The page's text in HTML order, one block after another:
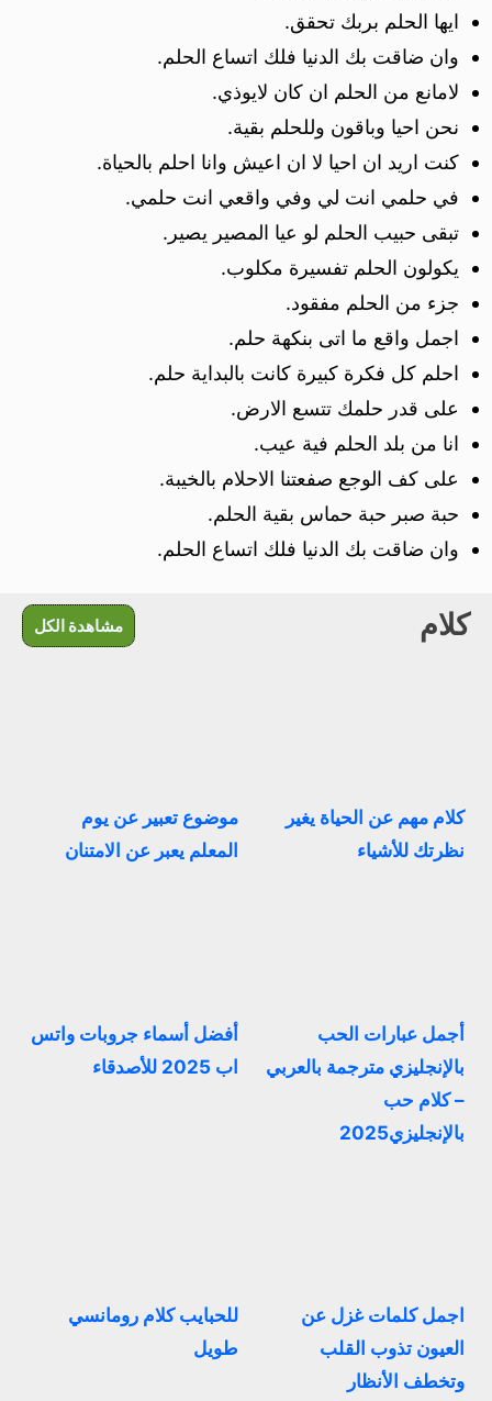
ايها الحلم بربك تحقق.
وان ضاقت بك الدنيا فلك اتساع الحلم.
لامانع من الحلم ان كان لايوذي.
نحن احيا وباقون وللحلم بقية.
كنت اريد ان احيا لا ان اعيش وانا احلم بالحياة.
في حلمي انت لي وفي واقعي انت حلمي.
تبقى حبيب الحلم لو عيا المصير يصير.
يكولون الحلم تفسيرة مكلوب.
جزء من الحلم مفقود.
اجمل واقع ما اتى بنكهة حلم.
احلم كل فكرة كبيرة كانت بالبداية حلم.
على قدر حلمك تتسع الارض.
انا من بلد الحلم فية عيب.
على كف الوجع صفعتنا الاحلام بالخيبة.
حبة صبر حبة حماس بقية الحلم.
وان ضاقت بك الدنيا فلك اتساع الحلم.
كلام مشاهدة الكل
كلام مهم عن الحياة يغير
نظرتك للأشياء
موضوع تعبير عن يوم
المعلم يعبر عن الامتنان
أجمل عبارات الحب
بالإنجليزي مترجمة بالعربي
– كلام حب
بالإنجليزي2025
أفضل أسماء جروبات واتس
اب 2025 للأصدقاء
اجمل كلمات غزل عن
العيون تذوب القلب
وتخطف الأنظار
للحبايب كلام رومانسي
طويل